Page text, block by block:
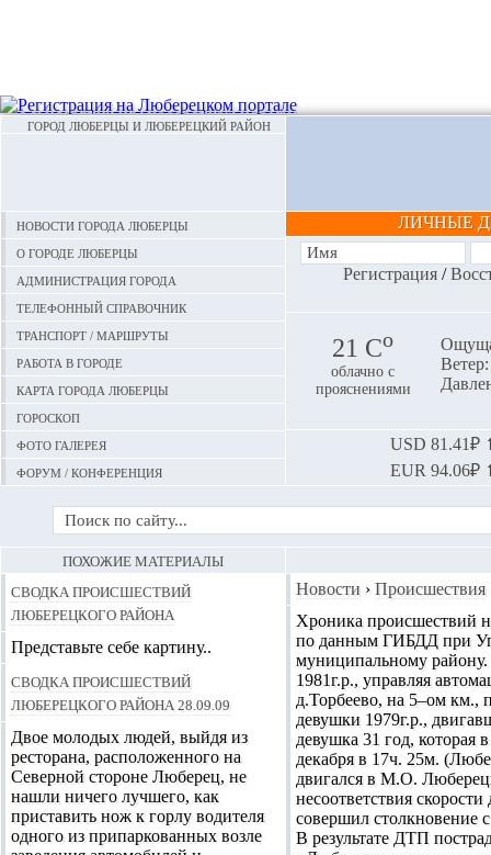
ГОРОД ЛЮБЕРЦЫ И ЛЮБЕРЕЦКИЙ РАЙОН
Новости города Люберцы
О городе Люберцы
Администрация города
Телефонный справочник
Транспорт / маршруты
Работа в городе
Карта города Люберцы
Гороскоп
Фото галерея
Форум / конференция
ЛИЧНЫЕ
Регистрация/
21 Сo
облачно с
прояснениями
USD 81.41₽
EUR 94.06₽
Новости › Происшествия
Хроника происшествий
по данным ГИБДД при
муниципальному
1981г.р., управляя
д.Торбеево, на 5–ом км.,
девушки 1979г.р.,
девушка 31 год, которая
декабря в 17ч. 25м.
двигался в М.О.
несоответствия
совершил столкновение
В результате ДТП
ПОХОЖИЕ МАТЕРИАЛЫ
Сводка происшествий
Люберецкого района
Представьте себе картину..
Сводка происшествий
Люберецкого района 28.09.09
Двое молодых людей, выйдя из
ресторана, расположенного на
Северной стороне Люберец, не
нашли ничего лучшего, как
приставить нож к горлу водителя
одного из припаркованных возле